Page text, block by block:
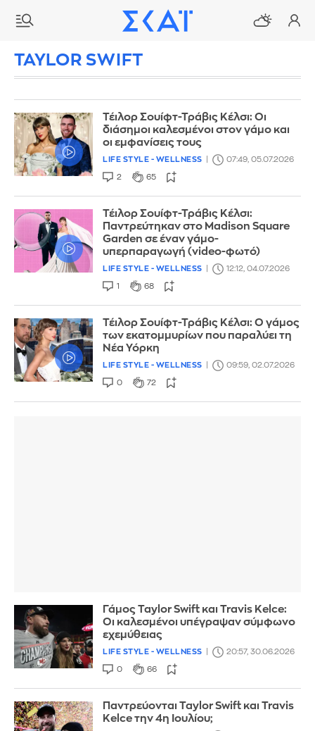
TAYLOR SWIFT
Τέιλορ Σουίφτ-Τράβις Κέλσι: Οι
διάσημοι καλεσμένοι στον γάμο και
οι εμφανίσεις τους
LIFE STYLE - WELLNESS 07:49, 05.07.2026
2 65
Τέιλορ Σουίφτ-Τράβις Κέλσι:
Παντρεύτηκαν στο Madison Square
Garden σε έναν γάμο-
υπερπαραγωγή (video-φωτό)
LIFE STYLE - WELLNESS 12:12, 04.07.2026
1 68
Τέιλορ Σουίφτ-Τράβις Κέλσι: Ο γάμος
των εκατομμυρίων που παραλύει τη
Νέα Υόρκη
LIFE STYLE - WELLNESS 09:59, 02.07.2026
0 72
Γάμος Taylor Swift και Travis Kelce:
Οι καλεσμένοι υπέγραψαν σύμφωνο
εχεμύθειας
LIFE STYLE - WELLNESS 20:57, 30.06.2026
0 66
Παντρεύονται Taylor Swift και Travis
Kelce την 4η Ιουλίου;